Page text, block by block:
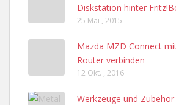
Diskstation hinter
25 Mai , 2015
Mazda MZD Connect
Router verbinden
12 Okt. , 2016
Werkzeuge und